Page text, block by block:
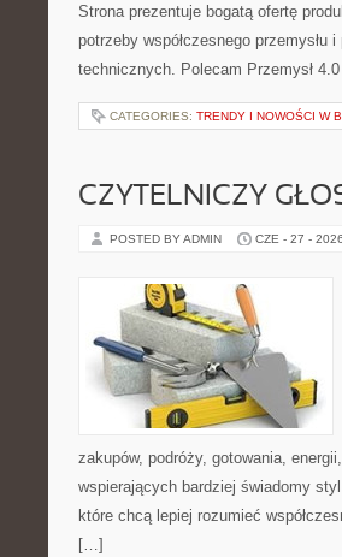
Strona prezentuje bogatą ofertę
potrzeby współczesnego
technicznych. Polecam Przemysł
CATEGORIES: TRENDY I NOWOŚCI W
CZYTELNICZY
POSTED BY ADMIN CZE - 27 - 2026
zakupów, podróży, gotowania,
wspierających bardziej świadomy
które chcą lepiej rozumieć
[…]